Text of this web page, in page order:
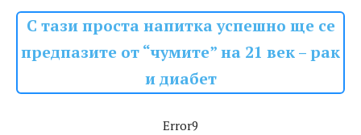
С тази проста напитка успешно ще се
предпазите от “чумите” на 21 век – рак
и диабет
Error9